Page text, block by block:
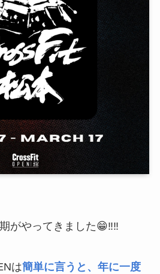
がやってきました😁‼️‼️
は簡単に言うと、年に一度